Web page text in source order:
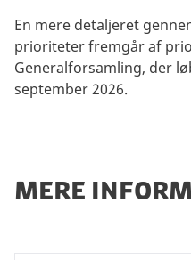
En mere detaljeret
prioriteter fremgår af
Generalforsamling, der
september 2026.
Mere